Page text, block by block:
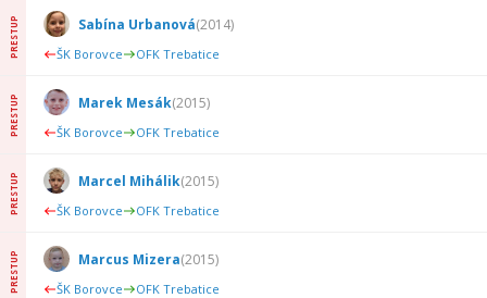
PRESTUP Sabína Urbanová(2014)
ŠK Borovce OFK Trebatice
PRESTUP Marek Mesák(2015)
ŠK Borovce OFK Trebatice
PRESTUP Marcel Mihálik(2015)
ŠK Borovce OFK Trebatice
PRESTUP Marcus Mizera(2015)
ŠK Borovce OFK Trebatice